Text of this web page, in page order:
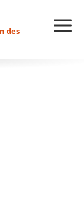
des